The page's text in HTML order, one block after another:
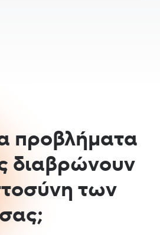
προβλήματα
διαβρώνουν
των